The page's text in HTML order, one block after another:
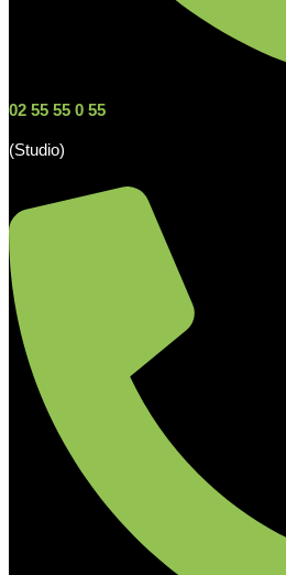
02 55 55 0 55
(Studio)